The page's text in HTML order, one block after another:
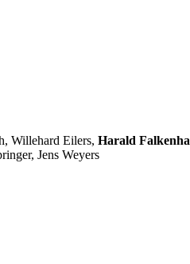
Willehard Eilers, Harald
Jens Weyers